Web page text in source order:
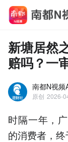
新塘居然
赔吗？一
南都N视频
原创 2026-
时隔一年，
的消费者，终